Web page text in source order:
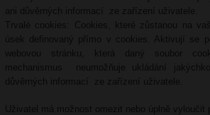
ani důvěrných informací ze zařízení uživatele.
Trvalé cookies: Cookies, které zůstanou na
úsek definovaný přímo v cookies. Aktivují se
webovou stránku, která daný soubor
mechanismus neumožňuje ukládání
důvěrných informací ze zařízení uživatele.
Uživatel má možnost omezit nebo úplně vyloučit